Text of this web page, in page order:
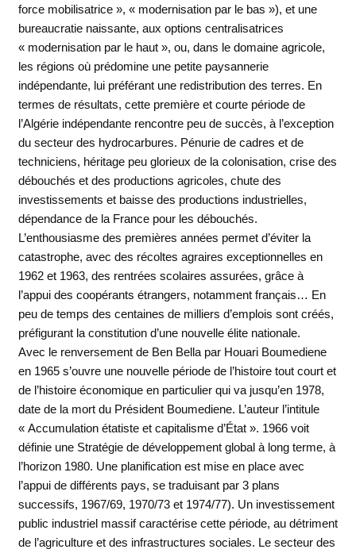
force mobilisatrice », « modernisation par le bas »), et une
bureaucratie naissante, aux options centralisatrices
« modernisation par le haut », ou, dans le domaine agricole,
les régions où prédomine une petite paysannerie
indépendante, lui préférant une redistribution des terres. En
termes de résultats, cette première et courte période de
l’Algérie indépendante rencontre peu de succès, à l’exception
du secteur des hydrocarbures. Pénurie de cadres et de
techniciens, héritage peu glorieux de la colonisation, crise des
débouchés et des productions agricoles, chute des
investissements et baisse des productions industrielles,
dépendance de la France pour les débouchés.
L’enthousiasme des premières années permet d’éviter la
catastrophe, avec des récoltes agraires exceptionnelles en
1962 et 1963, des rentrées scolaires assurées, grâce à
l’appui des coopérants étrangers, notamment français… En
peu de temps des centaines de milliers d’emplois sont créés,
préfigurant la constitution d’une nouvelle élite nationale.
Avec le renversement de Ben Bella par Houari Boumediene
en 1965 s’ouvre une nouvelle période de l’histoire tout court et
de l’histoire économique en particulier qui va jusqu’en 1978,
date de la mort du Président Boumediene. L’auteur l’intitule
« Accumulation étatiste et capitalisme d’État ». 1966 voit
définie une Stratégie de développement global à long terme, à
l’horizon 1980. Une planification est mise en place avec
l’appui de différents pays, se traduisant par 3 plans
successifs, 1967/69, 1970/73 et 1974/77). Un investissement
public industriel massif caractérise cette période, au détriment
de l’agriculture et des infrastructures sociales. Le secteur des